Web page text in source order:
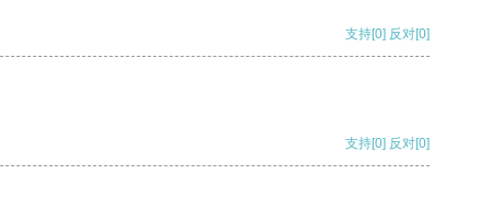
支持[0] 反对[0]
支持[0] 反对[0]